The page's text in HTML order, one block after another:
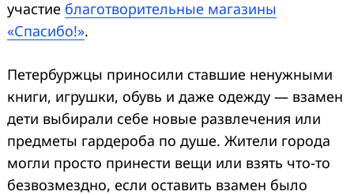
участие благотворительные магазины
«Спасибо!».
Петербуржцы приносили ставшие ненужными
книги, игрушки, обувь и даже одежду — взамен
дети выбирали себе новые развлечения или
предметы гардероба по душе. Жители города
могли просто принести вещи или взять что-то
безвозмездно, если оставить взамен было